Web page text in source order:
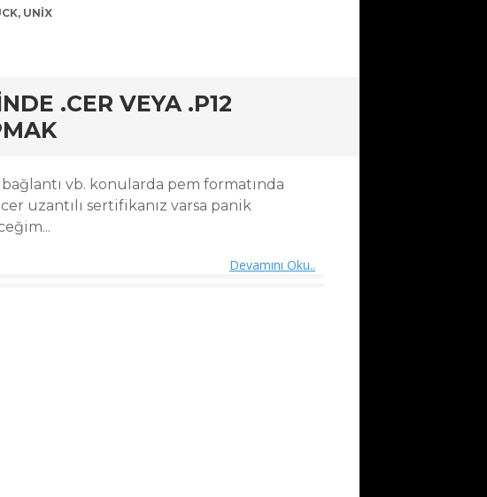
, UNIX
.CER VEYA .P12
vb. konularda pem formatında
uzantılı sertifikanız varsa panik
Devamını Oku..